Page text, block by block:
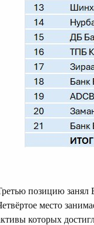
позицию занял
место
которых